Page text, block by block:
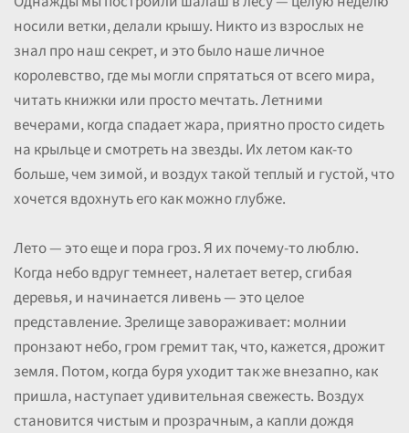
носили ветки, делали крышу. Никто из взрослых не
знал про наш секрет, и это было наше личное
королевство, где мы могли спрятаться от всего мира,
читать книжки или просто мечтать. Летними
вечерами, когда спадает жара, приятно просто сидеть
на крыльце и смотреть на звезды. Их летом как-то
больше, чем зимой, и воздух такой теплый и густой, что
хочется вдохнуть его как можно глубже.
Лето — это еще и пора гроз. Я их почему-то люблю.
Когда небо вдруг темнеет, налетает ветер, сгибая
деревья, и начинается ливень — это целое
представление. Зрелище завораживает: молнии
пронзают небо, гром гремит так, что, кажется, дрожит
земля. Потом, когда буря уходит так же внезапно, как
пришла, наступает удивительная свежесть. Воздух
становится чистым и прозрачным, а капли дождя